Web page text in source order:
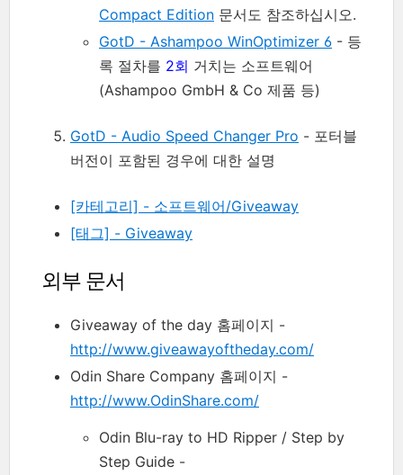
Compact Edition 문서도 참조하십시오.
GotD - Ashampoo WinOptimizer 6 - 등
록 절차를 2회 거치는 소프트웨어
(Ashampoo GmbH & Co 제품 등)
GotD - Audio Speed Changer Pro - 포터블
버전이 포함된 경우에 대한 설명
[카테고리] - 소프트웨어/Giveaway
[태그] - Giveaway
외부 문서
Giveaway of the day 홈페이지 -
http://www.giveawayoftheday.com/
Odin Share Company 홈페이지 -
http://www.OdinShare.com/
Odin Blu-ray to HD Ripper / Step by
Step Guide -